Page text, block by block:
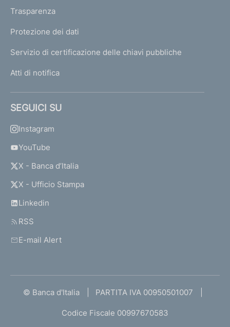
Trasparenza
Protezione dei dati
Servizio di certificazione delle chiavi pubbliche
Atti di notifica
SEGUICI SU
Instagram
YouTube
X - Banca d’Italia
X - Ufficio Stampa
Linkedin
RSS
E-mail Alert
© Banca d'Italia PARTITA IVA 00950501007
Codice Fiscale 00997670583